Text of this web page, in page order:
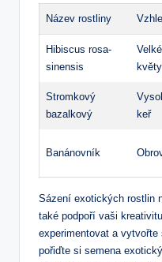
Název rostliny
Hibiscus rosa-
sinensis
květy
Stromkový
bazalkový
keř
Banánovník
Sázení exotických rostlin
také podpoří vaši
experimentovat a
pořiďte⁣ si semena